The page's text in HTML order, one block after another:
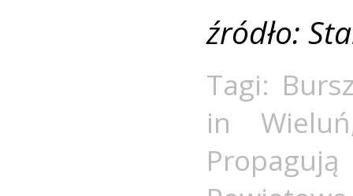
źródło:
Tagi:
in Wieluń